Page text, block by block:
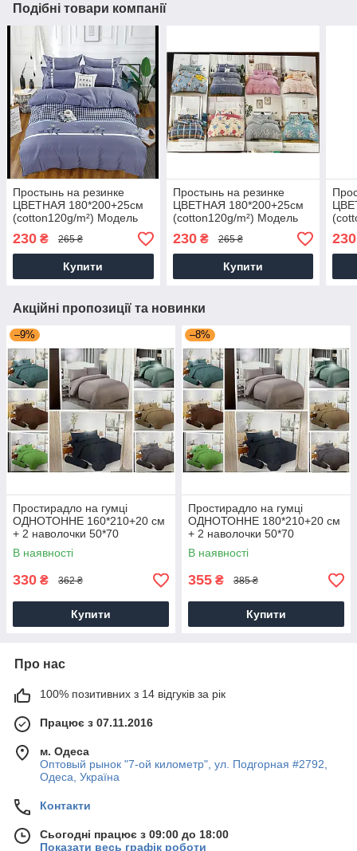
Подібні товари компанії
Простынь на резинке
ЦВЕТНАЯ 180*200+25см
(cotton120g/m²) Модель
CD106B
230 ₴ 265 ₴
Купити
Простынь на резинке
ЦВЕТНАЯ 180*200+25см
(cotton120g/m²) Модель
CD106B
230₴ 265 ₴
Купити
230
Акційні пропозиції та новинки
–9%
Простирадло на гумці
ОДНОТОННЕ 160*210+20 см
+ 2 наволочки 50*70
(Фланель cotton120g/m2)
Модель CD117A
В наявності
330 ₴ 362 ₴
Купити
–8%
Простирадло на гумці
ОДНОТОННЕ 180*210+20 см
+ 2 наволочки 50*70
(Фланель cotton120g/m2)
Модель CD117B
В наявності
355 ₴ 385 ₴
Купити
Про нас
100% позитивних з 14 відгуків за рік
Працює з 07.11.2016
м. Одеса
Оптовый рынок "7-ой километр", ул. Подгорная #2792,
Одеса, Україна
Контакти
Сьогодні працює з 09:00 до 18:00
Показати весь графік роботи